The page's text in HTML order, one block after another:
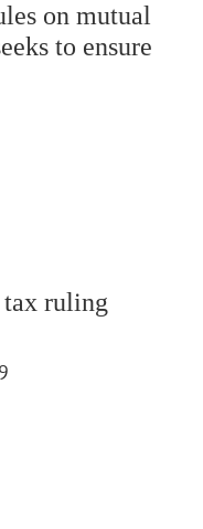
on mutual
to ensure
tax ruling